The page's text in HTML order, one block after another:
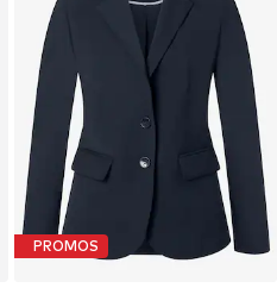
PROMOS